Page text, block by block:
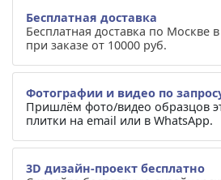
Бесплатная доставка
Бесплатная доставка по Москве
при заказе от 10000 руб.
Фотографии и видео по
Пришлём фото/видео образцов
плитки на email или в WhatsApp.
3D дизайн-проект бесплатно